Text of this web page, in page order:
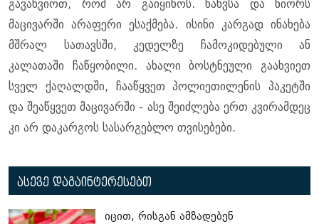
გავახვიოთ, რომ არ გაიყინოს. ხახვსა და ნიორს
მაცივარში არაფერი ესაქმება. ისინი კარგად ინახება
მშრალ სათავსში, კედელზე ჩამოკიდებული ან
კალათაში ჩაწყობილი. ახალი ბოსტნეული გაახვიეთ
სველ ქაღალდში, ჩააწყვეთ პოლიეთილენის პაკეტში
და შეაწყვეთ მაცივარში - ასე შეიძლება ერთ კვირამდეც
კი არ დაკარგოს სასარგებლო თვისებები.
ასევე დაგაინტერესებთ
იცით, რისგან ამზადებენ